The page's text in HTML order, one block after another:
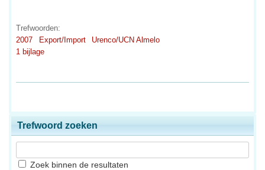
Trefwoorden:
2007
Export/Import
Urenco/UCN Almelo
1 bijlage
Trefwoord zoeken
Zoek binnen de resultaten